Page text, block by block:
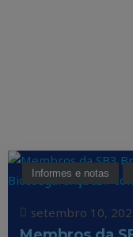
Informes e notas
setembro 10,